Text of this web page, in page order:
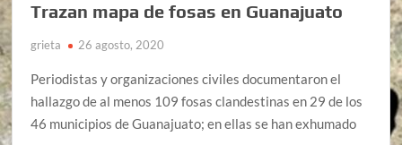
Trazan mapa de fosas en Guanajuato
grieta 26 agosto, 2020
Periodistas y organizaciones civiles documentaron el
hallazgo de al menos 109 fosas clandestinas en 29 de los
46 municipios de Guanajuato; en ellas se han exhumado